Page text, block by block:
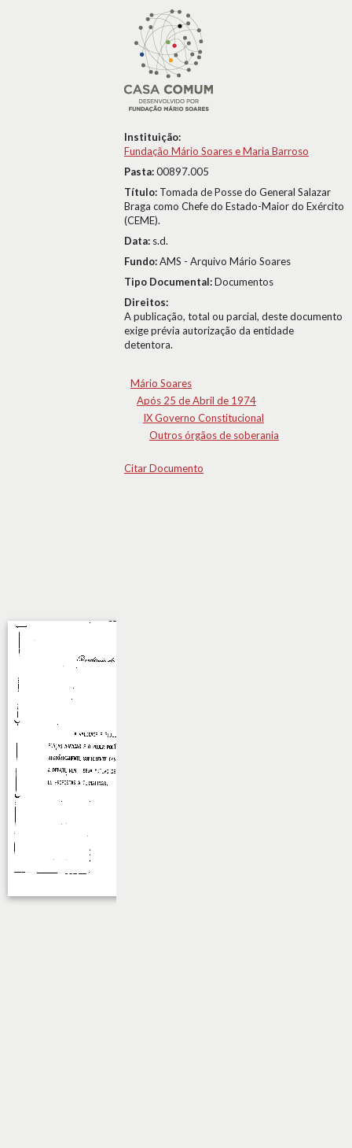
Instituição:
Fundação Mário Soares e Maria Barroso
Pasta:00897.005
Título: Tomada de Posse do General Salazar
Braga como Chefe do Estado-Maior do Exército
(CEME).
Data: s.d.
Fundo:AMS - Arquivo Mário Soares
Tipo Documental:Documentos
Direitos:
A publicação, total ou parcial, deste documento
exige prévia autorização da entidade
detentora.
Mário Soares
Após 25 de Abril de 1974
IX Governo Constitucional
Outros órgãos de soberania
Citar Documento